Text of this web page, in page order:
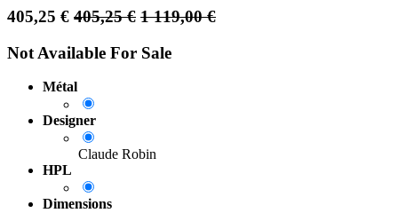
405,25 € 405,25€ 1 119,00€
Not Available For Sale
Métal
Designer
Claude Robin
HPL
Dimensions